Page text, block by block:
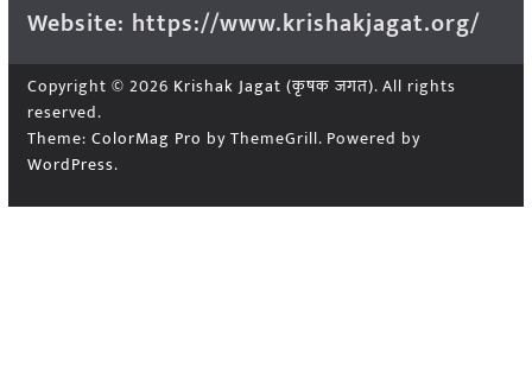
Website: https://www.krishakjagat.org/
Copyright © 2026 Krishak Jagat (कृषक जगत). All rights
reserved.
Theme: ColorMag Pro by ThemeGrill. Powered by
WordPress.